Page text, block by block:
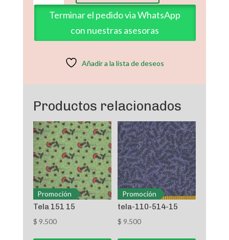
cantidad
Terminar el pedido via WhatsApp
con nuestras asesoras
Añadir a la lista de deseos
Productos relacionados
Promoción
Tela 151 15
$ 9.500
Promoción
tela-110-514-15
$ 9.500